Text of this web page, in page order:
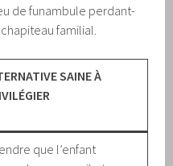
de funambule perdant-
familial.
SAINE À
que l’enfant